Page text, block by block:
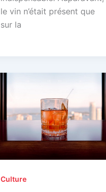
le vin n’était présent que
sur la
Culture